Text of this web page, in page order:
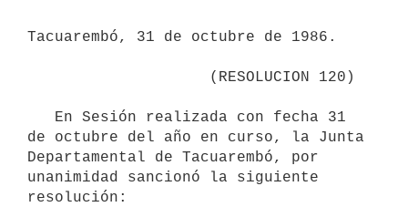
Tacuarembó, 31 de octubre de 1986.
de octubre del año en curso, la Junta
Departamental de Tacuarembó, por
unanimidad sancionó la siguiente
resolución: